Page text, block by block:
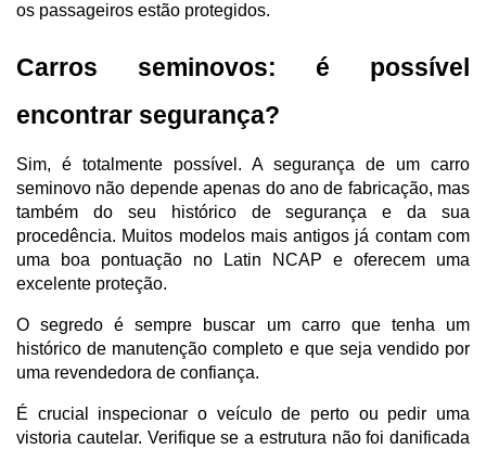
os passageiros estão protegidos.
Carros seminovos: é possível
encontrar segurança?
Sim, é totalmente possível. A segurança de um carro
seminovo não depende apenas do ano de fabricação, mas
também do seu histórico de segurança e da sua
procedência. Muitos modelos mais antigos já contam com
uma boa pontuação no Latin NCAP e oferecem uma
excelente proteção.
O segredo é sempre buscar um carro que tenha um
histórico de manutenção completo e que seja vendido por
uma revendedora de confiança.
É crucial inspecionar o veículo de perto ou pedir uma
vistoria cautelar. Verifique se a estrutura não foi danificada